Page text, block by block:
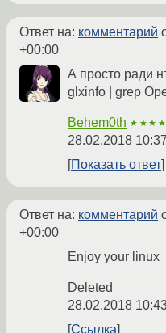
Ответ на: комментарий
+00:00
А просто ради
glxinfo | grep
Behem0th
28.02.2018
Показать ответ
Ответ на: комментарий
+00:00
Enjoy your linux
Deleted
28.02.2018
Ссылка